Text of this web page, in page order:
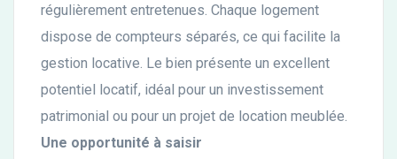
régulièrement entretenues. Chaque logement
dispose de compteurs séparés, ce qui facilite la
gestion locative. Le bien présente un excellent
potentiel locatif, idéal pour un investissement
patrimonial ou pour un projet de location meublée.
Une opportunité à saisir